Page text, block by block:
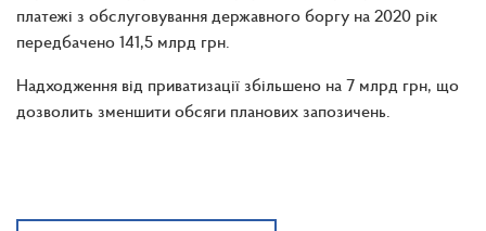
платежі з обслуговування державного боргу на 2020 рік
передбачено 141,5 млрд грн.
Надходження від приватизації збільшено на 7 млрд грн, що
дозволить зменшити обсяги планових запозичень.